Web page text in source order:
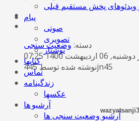
ویدئوهای پخش مستقیم قبلی
پیام
صوتی
تصویری
نوشتار
کتابها
تماس
زندگینامه
عکسها
آرشیو ها
آرشیو وضعیت سنجی ها
دسته: وضعیت سنجی
1400 07:25
نوشته شده توسط 445jn45